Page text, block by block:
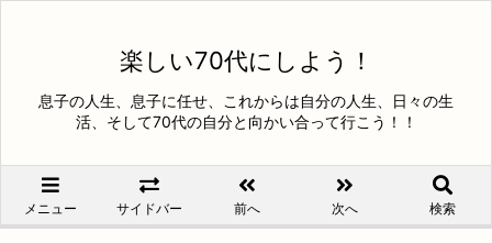
楽しい70代にしよう！
息子の人生、息子に任せ、これからは自分の人生、日々の生
活、そして70代の自分と向かい合って行こう！！
メニュー サイドバー 前へ 次へ 検索